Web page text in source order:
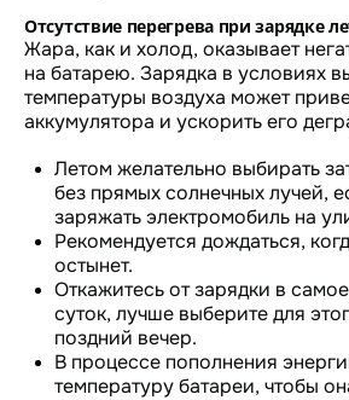
Отсутствие перегрева при зарядке
Жара, как и холод, оказывает
на батарею. Зарядка в условиях
температуры воздуха может
аккумулятора и ускорить его
Летом желательно выбирать
без прямых солнечных лучей,
заряжать электромобиль на
Рекомендуется дождаться,
остынет.
Откажитесь от зарядки в
суток, лучше выберите для
поздний вечер.
В процессе пополнения
температуру батареи, чтобы